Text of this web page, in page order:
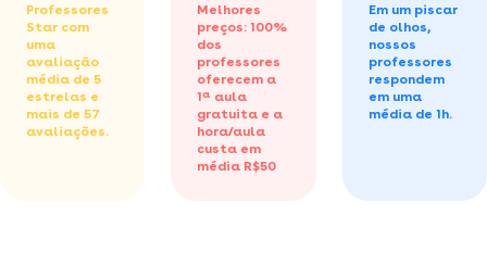
Professores
Star com
uma
avaliação
média de 5
estrelas e
mais de 57
avaliações.
Melhores
preços: 100%
dos
professores
oferecem a
1ª aula
gratuita e a
hora/aula
custa em
média R$50
Em um piscar
de olhos,
nossos
professores
respondem
em uma
média de 1h.